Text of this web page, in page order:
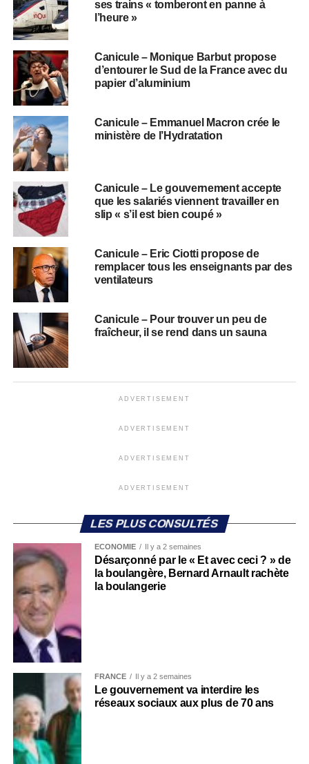
ses trains « tomberont en panne à
l’heure »
Canicule – Monique Barbut propose
d’entourer le Sud de la France avec du
papier d’aluminium
Canicule – Emmanuel Macron crée le
ministère de l’Hydratation
Canicule – Le gouvernement accepte
que les salariés viennent travailler en
slip « s’il est bien coupé »
Canicule – Eric Ciotti propose de
remplacer tous les enseignants par des
ventilateurs
Canicule – Pour trouver un peu de
fraîcheur, il se rend dans un sauna
ADVERTISEMENT
ADVERTISEMENT
ADVERTISEMENT
ADVERTISEMENT
LES PLUS CONSULTÉS
ECONOMIE Il y a 2 semaines
Désarçonné par le « Et avec ceci ? » de
la boulangère, Bernard Arnault rachète
la boulangerie
FRANCE Il y a 2 semaines
Le gouvernement va interdire les
réseaux sociaux aux plus de 70 ans